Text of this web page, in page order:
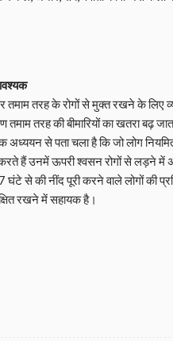
तमाम तरह के रोगों से मुक्त रखने के लिए
तमाम तरह की बीमारियों का खतरा बढ़
अध्ययन से पता चला है कि जो लोग
करते हैं उनमें ऊपरी श्वसन रोगों से लड़ने में
घंटे से की नींद पूरी करने वाले लोगों की
रखने में सहायक है।